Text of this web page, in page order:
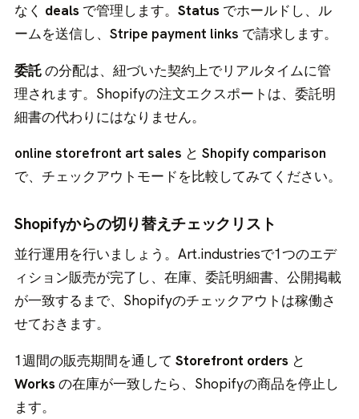
なく deals で管理します。Status でホールドし、ル
ームを送信し、Stripe payment links で請求します。
委託の分配は、紐づいた契約上でリアルタイムに管
理されます。Shopifyの注文エクスポートは、委託明
細書の代わりにはなりません。
online storefront art sales とShopify comparison
で、チェックアウトモードを比較してみてください。
Shopifyからの切り替えチェックリスト
並行運用を行いましょう。Art.industriesで1つのエデ
ィション販売が完了し、在庫、委託明細書、公開掲載
が一致するまで、Shopifyのチェックアウトは稼働さ
せておきます。
1週間の販売期間を通してStorefront orders と
Works の在庫が一致したら、Shopifyの商品を停止し
ます。